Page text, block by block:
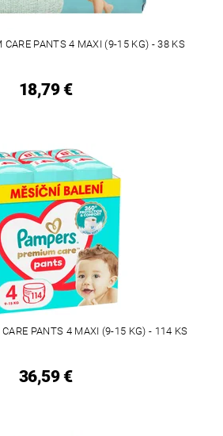
CARE PANTS 4 MAXI (9-15 KG) - 38 KS
18,79 €
PANTS 4 MAXI (9-15 KG) - 114 KS
36,59 €